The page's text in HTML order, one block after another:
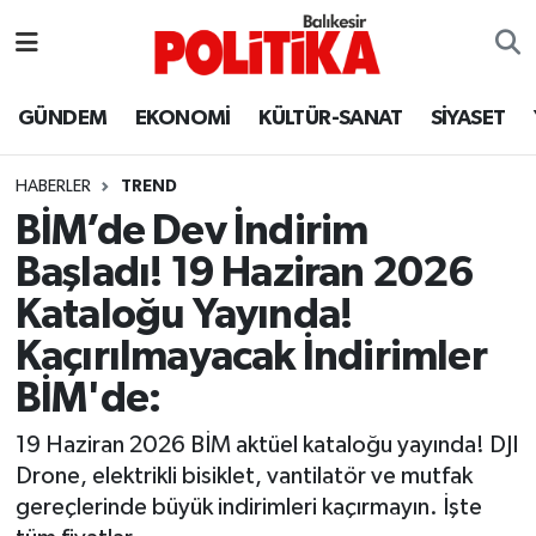
GÜNDEM EKONOMİ KÜLTÜR-SANAT SİYASET
HABERLER TREND
BİM’de Dev İndirim
Başladı! 19 Haziran 2026
Kataloğu Yayında!
Kaçırılmayacak İndirimler
BİM'de:
19 Haziran 2026 BİM aktüel kataloğu yayında! DJI
Drone, elektrikli bisiklet, vantilatör ve mutfak
gereçlerinde büyük indirimleri kaçırmayın. İşte
Ayvalık
Balya
Bandırma
Bigadiç
BİYOGRAFİLER
Burhaniye
ÇEVRE
Balıkesir Hava Durumu
Balıkesir Namaz Vakitleri
Balıkesir Trafik Yoğunluk Haritası
Süper Lig Puan Durumu ve Fikstür
Tüm Manşetler
Son Dakika Haberleri
Haber Arşivi